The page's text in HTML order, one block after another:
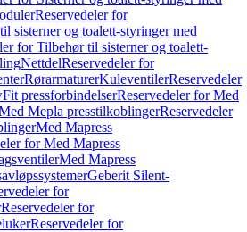
Reservedeler for
sisterner og toalett-styringer med
for Tilbehør til sisterner og toalett-
NettdelReservedeler for
RørarmaturerKuleventilerReservedeler
pressforbindelserReservedeler for Med
Mepla presstilkoblingerReservedeler
Med Mapress
for Med Mapress
Med Mapress
Geberit Silent-
for
Reservedeler for
Reservedeler for